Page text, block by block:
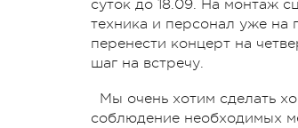
суток до 18.09. На монтаж
техника и персонал уже
перенести концерт на
шаг на встречу.
Мы очень хотим сделать
соблюдение необходимых